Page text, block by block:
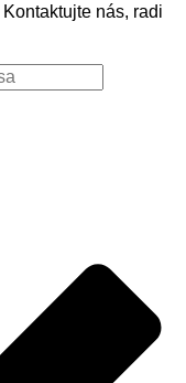
Kontaktujte nás, radi